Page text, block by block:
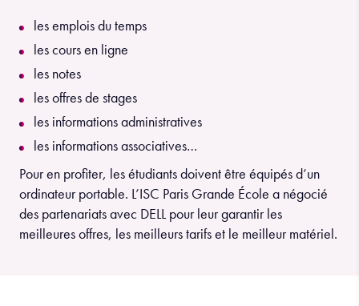
les emplois du temps
les cours en ligne
les notes
les offres de stages
les informations administratives
les informations associatives…
Pour en profiter, les étudiants doivent être équipés d’un
ordinateur portable. L’ISC Paris Grande École a négocié
des partenariats avec DELL pour leur garantir les
meilleures offres, les meilleurs tarifs et le meilleur matériel.